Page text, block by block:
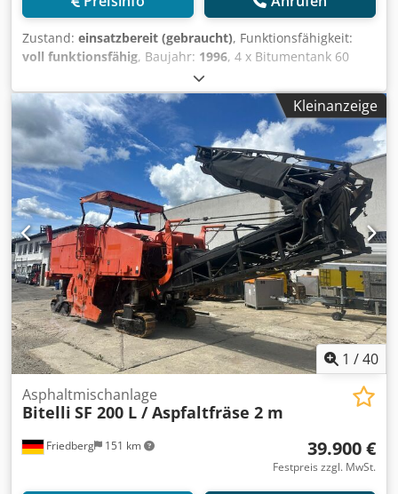
Zustand: einsatzbereit (gebraucht), Funktionsfähigkeit:
voll funktionsfähig, Baujahr: 1996, 4 x Bitumentank 60
000l, gebraucht Cedpfxezqu Ubs Amyjrf -bei Bedarf mit
kompletter Verrohrung
Kleinanzeige
1 /40
Friedberg 151 km
Asphaltmischanlage
Bitelli SF 200 L / Aspfaltfräse 2 m
39.900 €
Festpreis zzgl. MwSt.